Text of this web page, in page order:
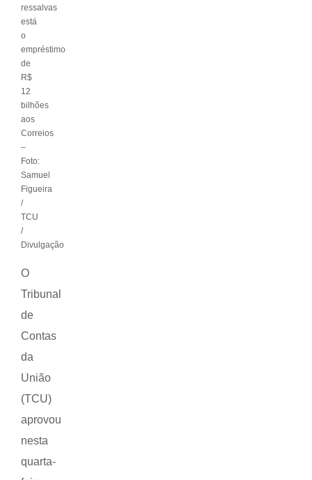
ressalvas
está
o
empréstimo
de
R$
12
bilhões
aos
Correios
–
Foto:
Samuel
Figueira
/
TCU
/
Divulgação
O
Tribunal
de
Contas
da
União
(TCU)
aprovou
nesta
quarta-